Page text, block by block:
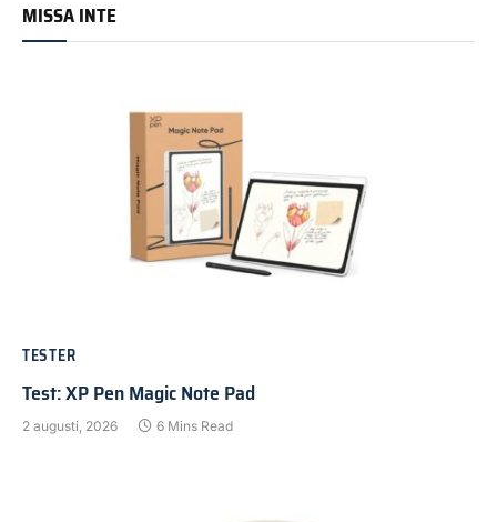
MISSA INTE
TESTER
Test: XP Pen Magic Note Pad
2 augusti, 2026 6 Mins Read